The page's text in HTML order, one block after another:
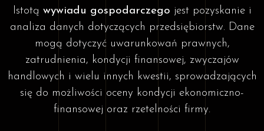
Istotą wywiadu gospodarczego jest pozyskanie i
analiza danych dotyczących przedsiębiorstw. Dane
mogą dotyczyć uwarunkowań prawnych,
zatrudnienia, kondycji finansowej, zwyczajów
handlowych i wielu innych kwestii, sprowadzających
się do możliwości oceny kondycji ekonomiczno-
finansowej oraz rzetelności firmy.